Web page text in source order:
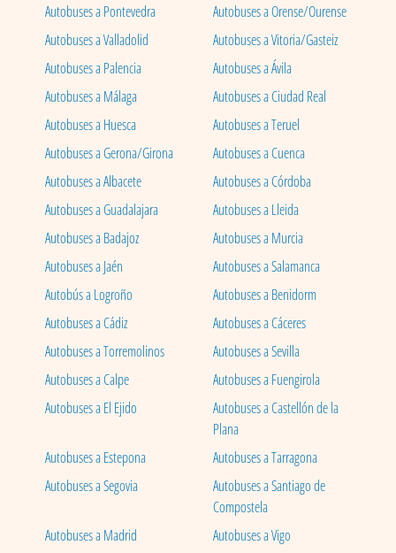
Autobuses a Pontevedra
Autobuses a Orense/Ourense
Autobuses a Valladolid
Autobuses a Vitoria/Gasteiz
Autobuses a Palencia
Autobuses a Ávila
Autobuses a Málaga
Autobuses a Ciudad Real
Autobuses a Huesca
Autobuses a Teruel
Autobuses a Gerona/Girona
Autobuses a Cuenca
Autobuses a Albacete
Autobuses a Córdoba
Autobuses a Guadalajara
Autobuses a Lleida
Autobuses a Badajoz
Autobuses a Murcia
Autobuses a Jaén
Autobuses a Salamanca
Autobús a Logroño
Autobuses a Benidorm
Autobuses a Cádiz
Autobuses a Cáceres
Autobuses a Torremolinos
Autobuses a Sevilla
Autobuses a Calpe
Autobuses a Fuengirola
Autobuses a El Ejido
Autobuses a Castellón de la
Plana
Autobuses a Estepona
Autobuses a Tarragona
Autobuses a Segovia
Autobuses a Santiago de
Compostela
Autobuses a Madrid
Autobuses a Vigo